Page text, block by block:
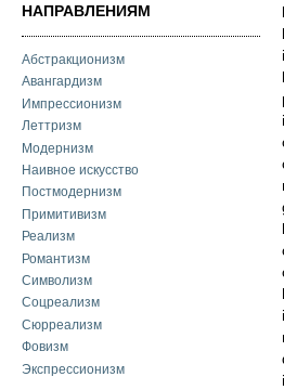
НАПРАВЛЕНИЯМ
Абстракционизм
Авангардизм
Импрессионизм
Леттризм
Модернизм
Наивное искусство
Постмодернизм
Примитивизм
Реализм
Романтизм
Символизм
Соцреализм
Сюрреализм
Фовизм
Экспрессионизм